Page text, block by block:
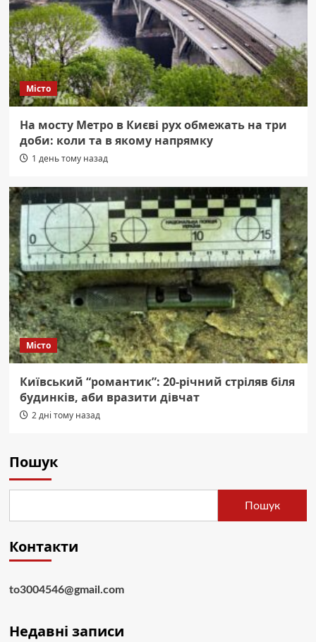
Місто
На мосту Метро в Києві рух обмежать на три
доби: коли та в якому напрямку
1 день тому назад
Місто
Київський “романтик”: 20-річний стріляв біля
будинків, аби вразити дівчат
2 дні тому назад
Пошук
Пошук
Контакти
to3004546@gmail.com
Недавні записи